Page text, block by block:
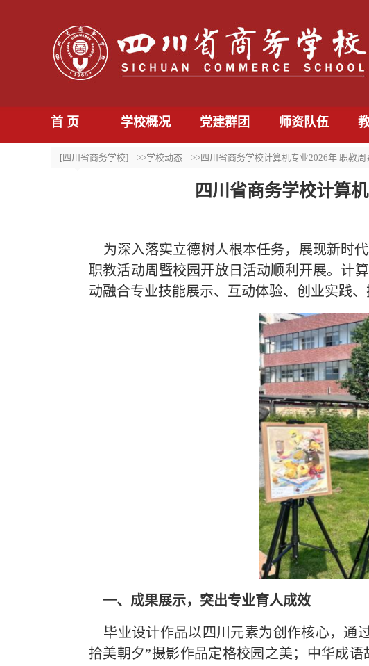
[四川省商务学校] >>学校动态 >>四川省商务学校计算机专业2026年 职教
四川省商务学校计算
为深入落实立德树人根本任务，展现新时代
职教活动周暨校园开放日活动顺利开展。计
动融合专业技能展示、互动体验、创业实践
一、成果展示，突出专业育人成效
毕业设计作品以四川元素为创作核心，通
拾美朝夕”摄影作品定格校园之美；中华成
首 页 学校概况 党建群团 师资队伍